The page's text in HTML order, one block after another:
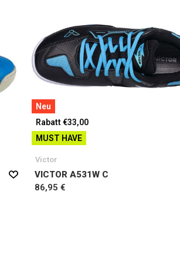
Neu
Rabatt €33,00
MUST HAVE
Victor
VICTOR A531W C
86,95 €